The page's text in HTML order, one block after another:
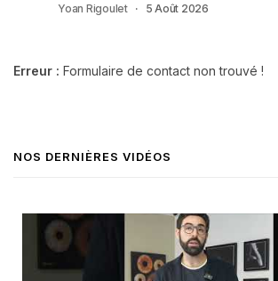
Yoan Rigoulet 5 Août 2026
Erreur : Formulaire de contact non trouvé !
NOS DERNIÈRES VIDÉOS